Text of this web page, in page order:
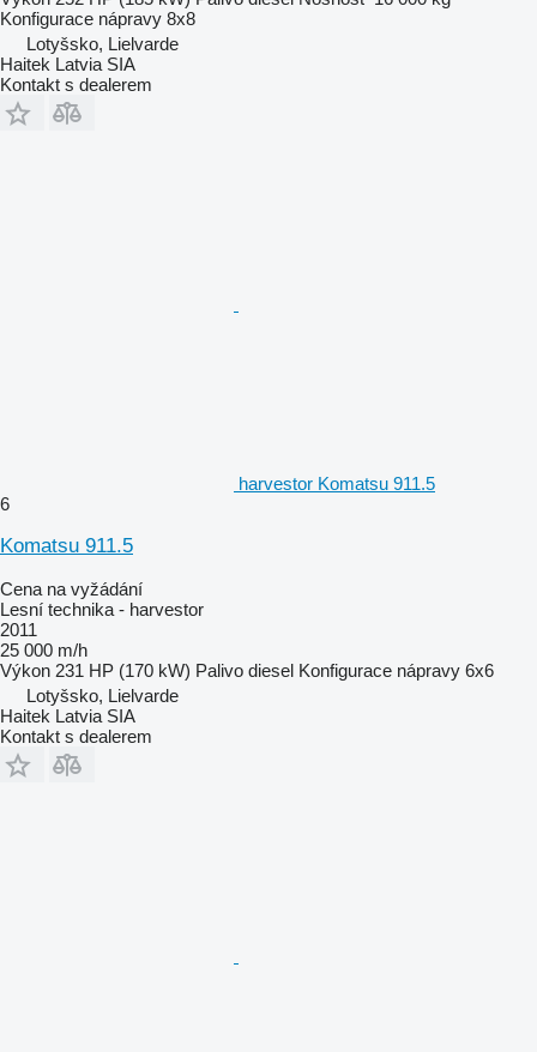
Konfigurace nápravy 8x8
Lotyšsko, Lielvarde
Haitek Latvia SIA
Kontakt s dealerem
harvestor Komatsu 911.5
6
Komatsu 911.5
Cena na vyžádání
Lesní technika - harvestor
2011
25 000 m/h
Výkon 231 HP (170 kW) Palivo diesel Konfigurace nápravy 6x6
Lotyšsko, Lielvarde
Haitek Latvia SIA
Kontakt s dealerem